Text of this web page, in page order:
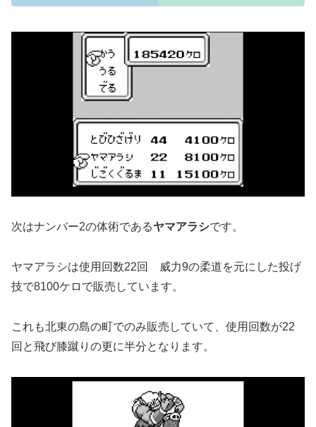
次はナンバー2の体術であるヤマアラシです。
ヤマアラシは使用回数22回 威力9の柔道を元にした投げ
技で8100ケロで販売しています。
これも北東の島の町でのみ販売していて、使用回数が22
回と飛び膝蹴りの更に半分となります。